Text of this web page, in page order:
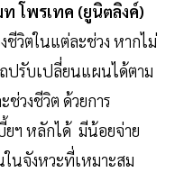
โพรเทค (ยูนิตลิงค์)
ชีวิตในแต่ละช่วง หากไม่
ถปรับเปลี่ยนแผนได้ตาม
วงชีวิต ด้วยการ
ยฯ หลักได้ มีน้อยจ่าย
นจังหวะที่เหมาะสม